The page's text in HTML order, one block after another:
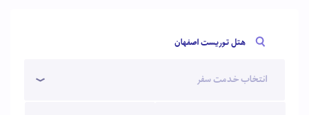
هتل توریست اصفهان
انتخاب خدمت سفر